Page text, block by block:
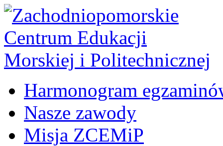
Harmonogram
Nasze zawody
Misja ZCEMiP